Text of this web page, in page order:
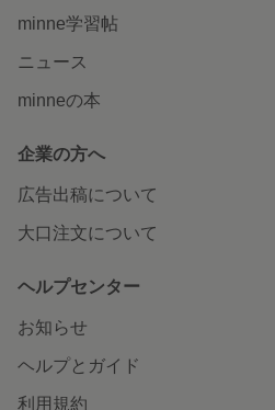
minne学習帖
ニュース
minneの本
企業の方へ
広告出稿について
大口注文について
ヘルプセンター
お知らせ
ヘルプとガイド
利用規約